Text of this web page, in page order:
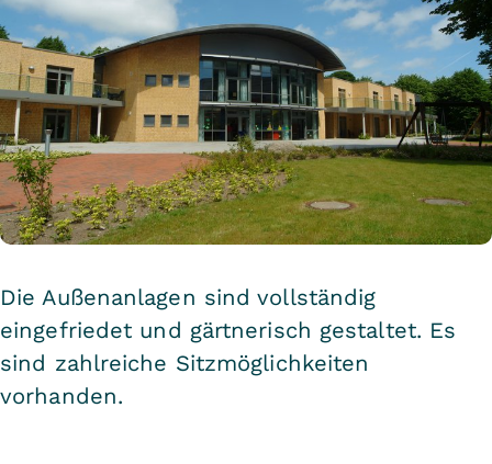
Die Außenanlagen sind vollständig
eingefriedet und gärtnerisch gestaltet. Es
sind zahlreiche Sitzmöglichkeiten
vorhanden.